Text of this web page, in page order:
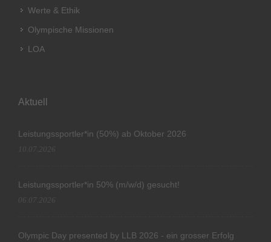
Werte & Ethik
Olympische Missionen
LOA
Aktuell
Leistungssportler*in (50%) ab Oktober 2026
10.07.2026
Leistungssportler*in 50% (m/w/d) gesucht!
06.07.2026
Olympic Day presented by LLB 2026 - ein grosser Erfolg